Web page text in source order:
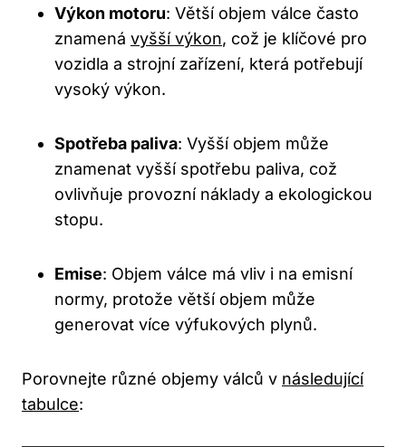
Výkon motoru: Větší objem válce často
znamená vyšší výkon, což je klíčové‍ pro
vozidla a strojní zařízení, která potřebují
vysoký výkon.
Spotřeba paliva: Vyšší objem může
znamenat vyšší⁤ spotřebu paliva, ‌což
ovlivňuje provozní náklady⁢ a ekologickou
stopu.
Emise: Objem ‍válce má vliv i na emisní
normy, protože větší objem může
generovat více výfukových plynů.
Porovnejte různé objemy válců v následující
tabulce: